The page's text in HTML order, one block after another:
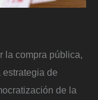
la compra pública,
de
de la